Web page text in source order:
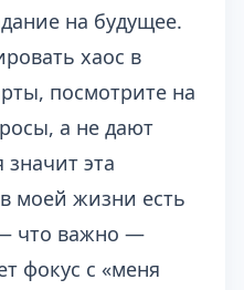
на будущее.
хаос в
посмотрите на
а не дают
эта
моей жизни есть
что важно —
фокус с «меня